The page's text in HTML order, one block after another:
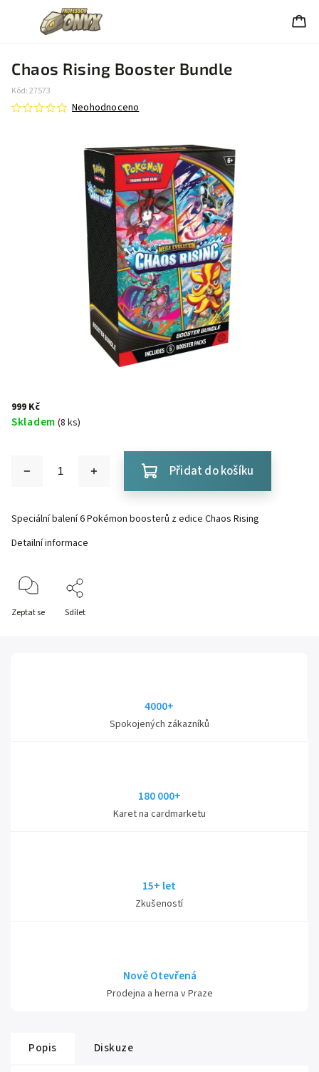
Chaos Rising Booster Bundle
Kód:27573
Neohodnoceno
999 Kč
Skladem (8 ks)
Přidat do košíku
Speciální balení 6 Pokémon boosterů z edice Chaos Rising
Detailní informace
Zeptat se Sdílet
4000+
Spokojených zákazníků
180 000+
Karet na cardmarketu
15+ let
Zkušeností
Nově Otevřená
Prodejna a herna v Praze
Popis Diskuze